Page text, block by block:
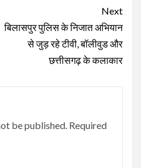
Next
बिलासपुर पुलिस के निजात अभियान
से जुड़ रहे टीवी, बॉलीवुड और
छत्तीसगढ़ के कलाकार
be published. Required